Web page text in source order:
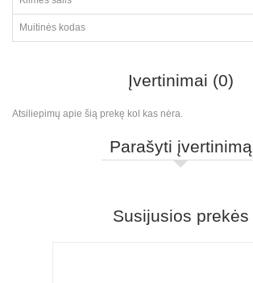
Muitinės kodas
Įvertinimai (0)
Atsiliepimų apie šią prekę kol kas nėra.
Parašyti įvertinimą
Susijusios prekės